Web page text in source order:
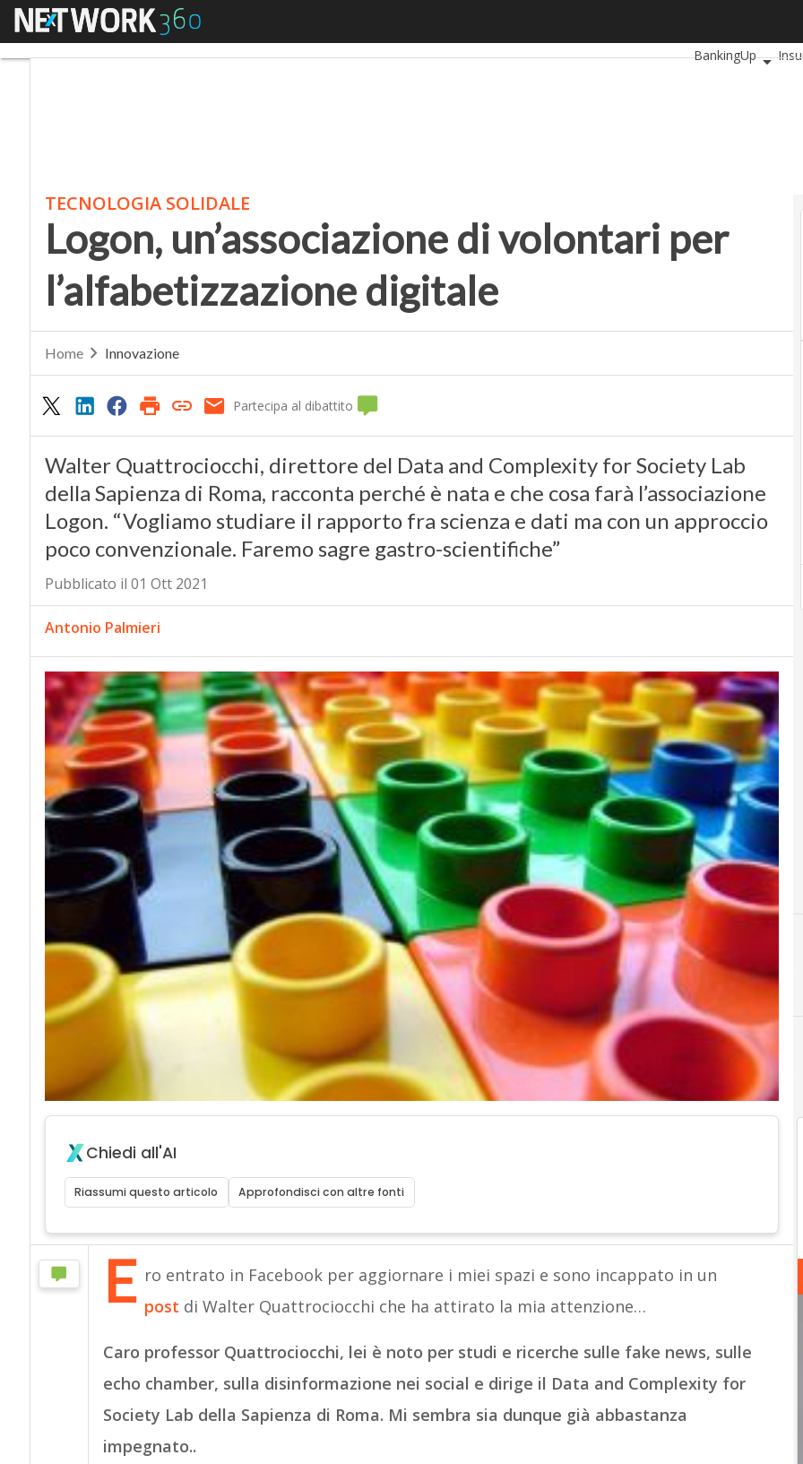
Menu
BankingUp
TECNOLOGIA SOLIDALE
Logon, un’associazione di volontari per
l’alfabetizzazione digitale
Home Innovazione
Partecipa al dibattito
Walter Quattrociocchi, direttore del Data and Complexity for Society Lab
della Sapienza di Roma, racconta perché è nata e che cosa farà l’associazione
Logon. “Vogliamo studiare il rapporto fra scienza e dati ma con un approccio
poco convenzionale. Faremo sagre gastro-scientifiche”
Pubblicato il 01 Ott 2021
Antonio Palmieri
Chiedi all'AI
Riassumi questo articolo Approfondisci con altre fonti
E ro entrato in Facebook per aggiornare i miei spazi e sono incappato in un
post di Walter Quattrociocchi che ha attirato la mia attenzione…
Caro professor Quattrociocchi, lei è noto per studi e ricerche sulle fake news, sulle
echo chamber, sulla disinformazione nei social e dirige il Data and Complexity for
Society Lab della Sapienza di Roma. Mi sembra sia dunque già abbastanza
impegnato..
Cultura